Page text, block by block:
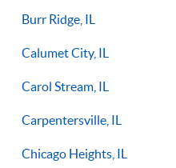
Burr Ridge, IL
Calumet City, IL
Carol Stream, IL
Carpentersville, IL
Chicago Heights, IL